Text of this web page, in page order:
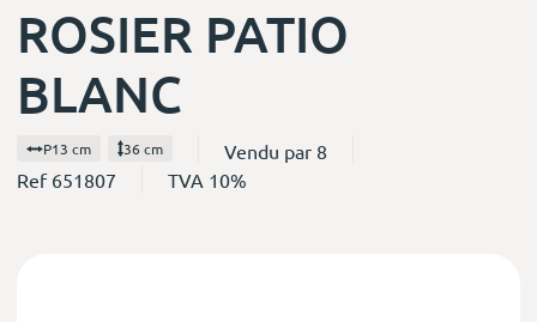
ROSIER PATIO
BLANC
P13 cm 36 cm
Vendu par 8
Ref 651807
TVA 10%